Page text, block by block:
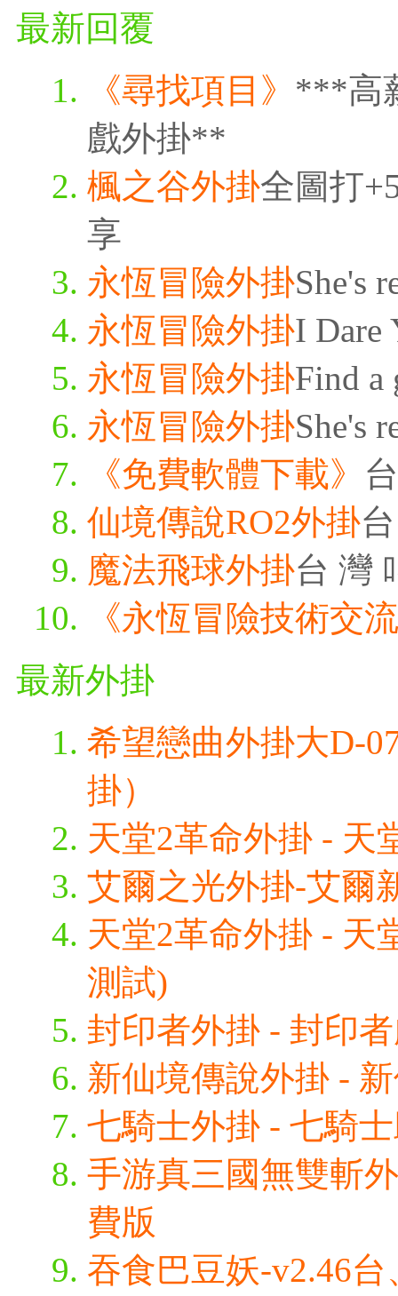
最新回覆
《尋找項目》 ***高
戲外掛**
楓之谷外掛全圖打
享
永恆冒險外掛She's
永恆冒險外掛I Dare
永恆冒險外掛Find a
永恆冒險外掛She's
《免費軟體下載》
仙境傳說RO2外掛
魔法飛球外掛台 灣
《永恆冒險技術交
最新外掛
希望戀曲外掛大D-
掛）
天堂2革命外掛 - 天
艾爾之光外掛-艾爾
天堂2革命外掛 - 天
測試)
封印者外掛 - 封印
新仙境傳說外掛 -
七騎士外掛 - 七騎
手游真三國無雙斬
費版
吞食巴豆妖-v2.46